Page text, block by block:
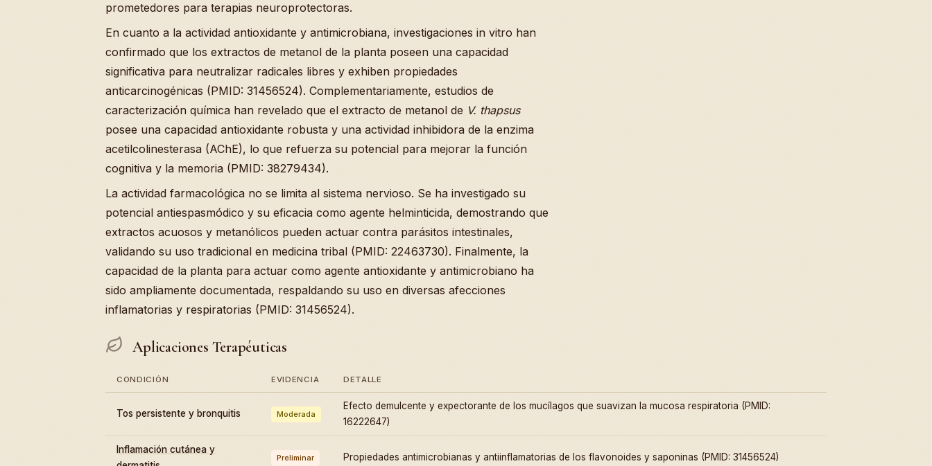
prometedores para terapias neuroprotectoras.
En cuanto a la actividad antioxidante y antimicrobiana, investigaciones in vitro han
confirmado que los extractos de metanol de la planta poseen una capacidad
significativa para neutralizar radicales libres y exhiben propiedades
anticarcinogénicas (PMID: 31456524). Complementariamente, estudios de
caracterización química han revelado que el extracto de metanol de V. thapsus
posee una capacidad antioxidante robusta y una actividad inhibidora de la enzima
acetilcolinesterasa (AChE), lo que refuerza su potencial para mejorar la función
cognitiva y la memoria (PMID: 38279434).
La actividad farmacológica no se limita al sistema nervioso. Se ha investigado su
potencial antiespasmódico y su eficacia como agente helminticida, demostrando que
extractos acuosos y metanólicos pueden actuar contra parásitos intestinales,
validando su uso tradicional en medicina tribal (PMID: 22463730). Finalmente, la
capacidad de la planta para actuar como agente antioxidante y antimicrobiano ha
sido ampliamente documentada, respaldando su uso en diversas afecciones
inflamatorias y respiratorias (PMID: 31456524).
Aplicaciones Terapéuticas
CONDICIÓN EVIDENCIA DETALLE
Tos persistente y bronquitis Moderada
Efecto demulcente y expectorante de los mucílagos que suavizan la mucosa respiratoria (PMID:
16222647)
Inflamación cutánea y
Preliminar Propiedades antimicrobianas y antiinflamatorias de los flavonoides y saponinas (PMID: 31456524)